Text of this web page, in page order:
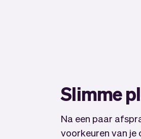
Slimme
Na een paar
voorkeuren van je